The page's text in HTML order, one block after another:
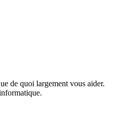
de quoi largement vous aider.